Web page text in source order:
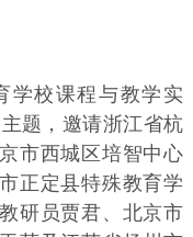
学校课程与教学实
题，邀请浙江省杭
市西城区培智中心
正定县特殊教育学
研员贾君、北京市